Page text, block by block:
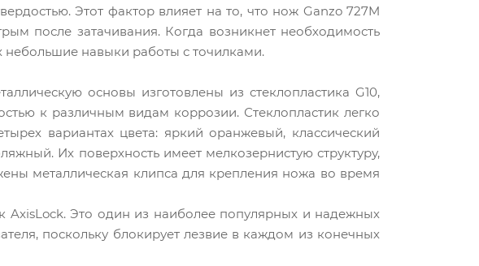
Этот фактор влияет на то, что нож Ganzo 727M
после затачивания. Когда возникнет необходимость
небольшие навыки работы с точилками.
основы изготовлены из стеклопластика G10,
к различным видам коррозии. Стеклопластик легко
вариантах цвета: яркий оранжевый, классический
Их поверхность имеет мелкозернистую структуру,
металлическая клипса для крепления ножа во время
Это один из наиболее популярных и надежных
поскольку блокирует лезвие в каждом из конечных